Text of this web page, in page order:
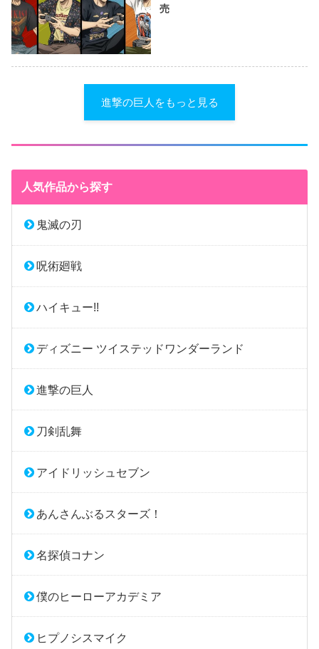
売
進撃の巨人をもっと見る
人気作品から探す
鬼滅の刃
呪術廻戦
ハイキュー!!
ディズニー ツイステッドワンダーランド
進撃の巨人
刀剣乱舞
アイドリッシュセブン
あんさんぶるスターズ！
名探偵コナン
僕のヒーローアカデミア
ヒプノシスマイク